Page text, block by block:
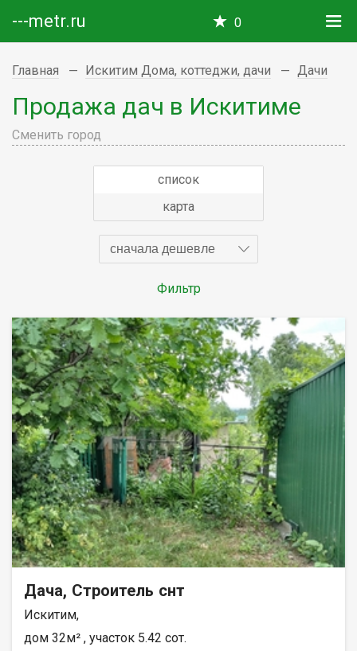
---metr.ru 0
Главная Искитим Дома, коттеджи, дачи Дачи
Продажа дач в Искитиме
Сменить город
список
карта
сначала дешевле
Фильтр
Дача, Строитель снт
Искитим,
дом 32м² , участок 5.42 сот.